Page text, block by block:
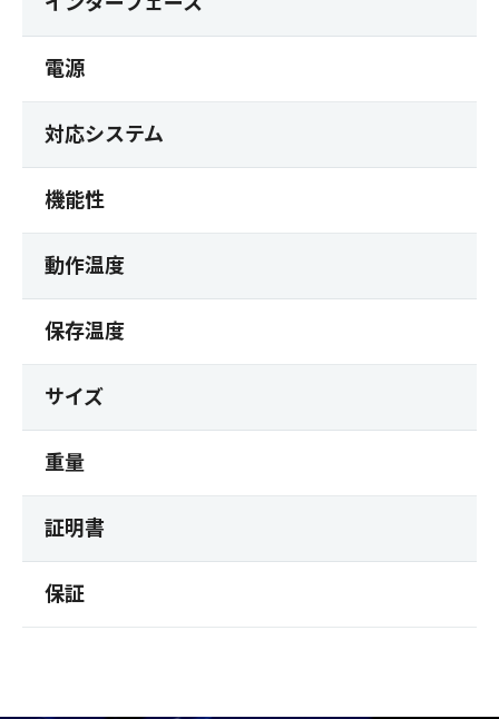
電源
対応システム
機能性
動作温度
保存温度
サイズ
重量
証明書
保証